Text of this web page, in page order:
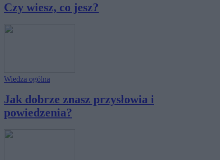
Czy wiesz, co jesz?
Wiedza ogólna
Jak dobrze znasz przysłowia i
powiedzenia?